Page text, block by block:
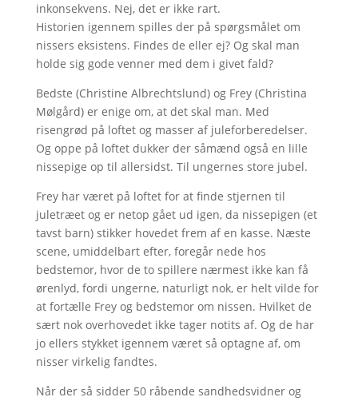
inkonsekvens. Nej, det er ikke rart.
Historien igennem spilles der på spørgsmålet om
nissers eksistens. Findes de eller ej? Og skal man
holde sig gode venner med dem i givet fald?
Bedste (Christine Albrechtslund) og Frey (Christina
Mølgård) er enige om, at det skal man. Med
risengrød på loftet og masser af juleforberedelser.
Og oppe på loftet dukker der såmænd også en lille
nissepige op til allersidst. Til ungernes store jubel.
Frey har været på loftet for at finde stjernen til
juletræet og er netop gået ud igen, da nissepigen (et
tavst barn) stikker hovedet frem af en kasse. Næste
scene, umiddelbart efter, foregår nede hos
bedstemor, hvor de to spillere nærmest ikke kan få
ørenlyd, fordi ungerne, naturligt nok, er helt vilde for
at fortælle Frey og bedstemor om nissen. Hvilket de
sært nok overhovedet ikke tager notits af. Og de har
jo ellers stykket igennem været så optagne af, om
nisser virkelig fandtes.
Når der så sidder 50 råbende sandhedsvidner og